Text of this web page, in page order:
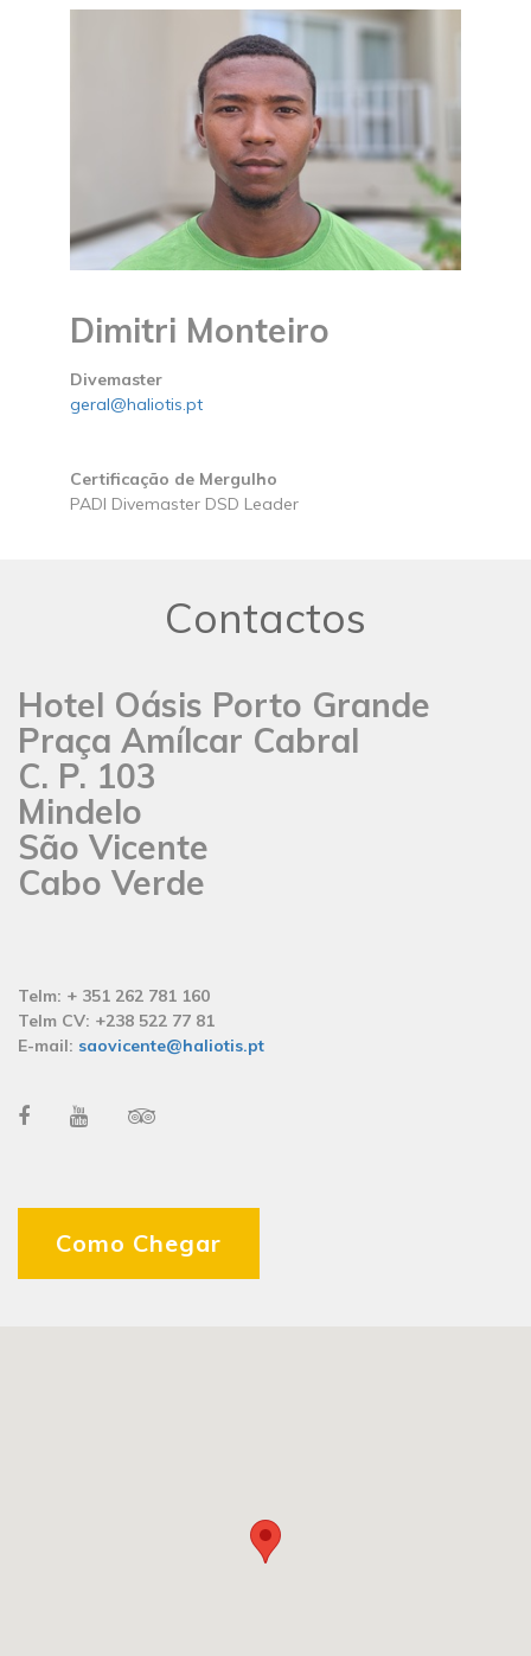
Dimitri Monteiro
Divemaster
geral@haliotis.pt
Certificação de Mergulho
PADI Divemaster DSD Leader
Contactos
Hotel Oásis Porto Grande
Praça Amílcar Cabral
C. P. 103
Mindelo
São Vicente
Cabo Verde
Telm: + 351 262 781 160
Telm CV: +238 522 77 81
E-mail: saovicente@haliotis.pt
Como Chegar